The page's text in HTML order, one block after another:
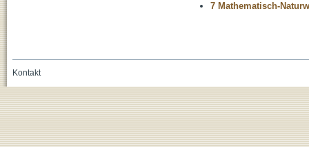
7 Mathematisch-
Kontakt